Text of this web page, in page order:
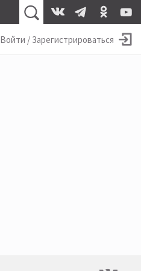
Войти / Зарегистрироваться